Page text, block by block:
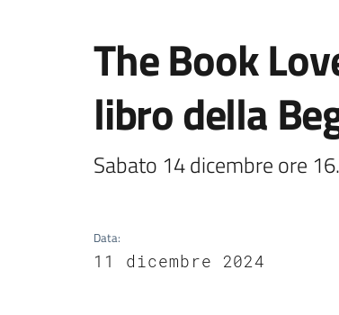
The Book
libro della
Sabato 14 dicembre ore
Data:
11 dicembre 2024